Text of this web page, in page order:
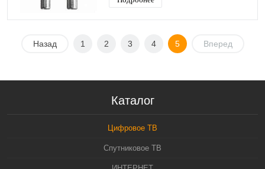
Назад 1 2 3 4 5 Вперед
Каталог
Цифровое ТВ
Спутниковое ТВ